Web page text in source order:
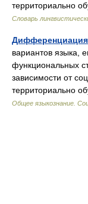
территориально
Словарь
вариантов языка,
функциональных
зависимости от
территориально
Общее языкознание.